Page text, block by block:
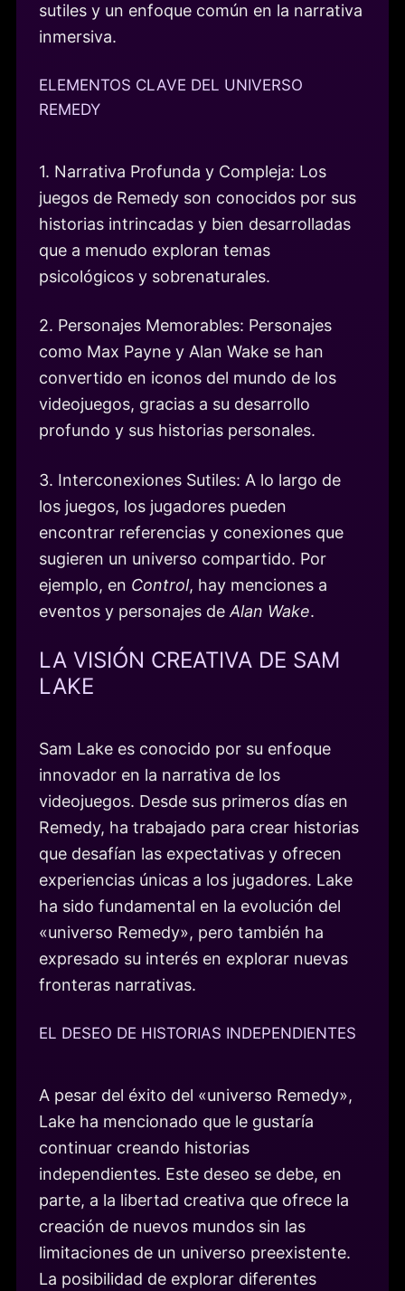
sutiles y un enfoque común en la narrativa
inmersiva.
ELEMENTOS CLAVE DEL UNIVERSO
REMEDY
1. Narrativa Profunda y Compleja: Los
juegos de Remedy son conocidos por sus
historias intrincadas y bien desarrolladas
que a menudo exploran temas
psicológicos y sobrenaturales.
2. Personajes Memorables: Personajes
como Max Payne y Alan Wake se han
convertido en iconos del mundo de los
videojuegos, gracias a su desarrollo
profundo y sus historias personales.
3. Interconexiones Sutiles: A lo largo de
los juegos, los jugadores pueden
encontrar referencias y conexiones que
sugieren un universo compartido. Por
ejemplo, en Control, hay menciones a
eventos y personajes de Alan Wake.
LA VISIÓN CREATIVA DE SAM
LAKE
Sam Lake es conocido por su enfoque
innovador en la narrativa de los
videojuegos. Desde sus primeros días en
Remedy, ha trabajado para crear historias
que desafían las expectativas y ofrecen
experiencias únicas a los jugadores. Lake
ha sido fundamental en la evolución del
«universo Remedy», pero también ha
expresado su interés en explorar nuevas
fronteras narrativas.
EL DESEO DE HISTORIAS INDEPENDIENTES
A pesar del éxito del «universo Remedy»,
Lake ha mencionado que le gustaría
continuar creando historias
independientes. Este deseo se debe, en
parte, a la libertad creativa que ofrece la
creación de nuevos mundos sin las
limitaciones de un universo preexistente.
La posibilidad de explorar diferentes